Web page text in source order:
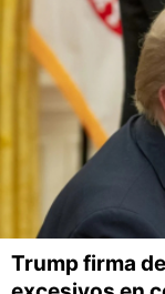
Trump firma